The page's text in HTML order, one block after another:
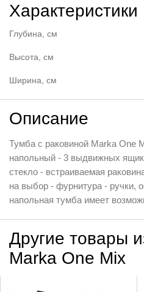
Характеристики
Глубина, см
Высота, см
Ширина, см
Описание
Тумба с раковиной Marka One
напольный - 3 выдвижных
стекло - встраиваемая
на выбор - фурнитура - ручки,
напольная тумба имеет
Другие товары
Marka One Mix